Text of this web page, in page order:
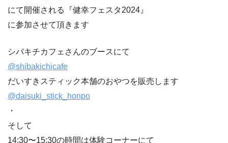
にて開催される『健幸フェスタ2024』
に参加させて頂きます
シバキチカフェさんのブースにて
@shibakichicafe
だいすきスティック本舗のおやつを販売します
@daisuki_stick_honpo
・
そして
14:30〜15:30の時間は体験コーナーにて